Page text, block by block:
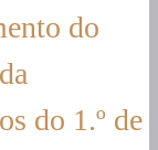
do
do 1.º de